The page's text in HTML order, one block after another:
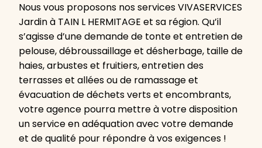
Nous vous proposons nos services VIVASERVICES
Jardin à TAIN L HERMITAGE et sa région. Qu’il
s’agisse d’une demande de tonte et entretien de
pelouse, débroussaillage et désherbage, taille de
haies, arbustes et fruitiers, entretien des
terrasses et allées ou de ramassage et
évacuation de déchets verts et encombrants,
votre agence pourra mettre à votre disposition
un service en adéquation avec votre demande
et de qualité pour répondre à vos exigences !